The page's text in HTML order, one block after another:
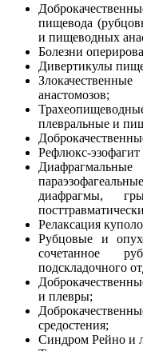
пищевода
и пищеводных
Болезни
Дивертикулы
анастомозов;
плевральные и
Рефлюкс-
диафрагмы,
Релаксация
Рубцовые и
сочетанное
подскладочного
и плевры;
средостения;
Синдром Рейно и